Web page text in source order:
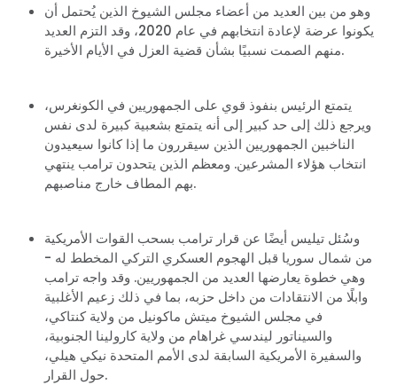
وهو من بين العديد من أعضاء مجلس الشيوخ الذين يُحتمل أن
يكونوا عرضة لإعادة انتخابهم في عام 2020، وقد التزم العديد
منهم الصمت نسبيًا بشأن قضية العزل في الأيام الأخيرة.
يتمتع الرئيس بنفوذ قوي على الجمهوريين في الكونغرس،
ويرجع ذلك إلى حد كبير إلى أنه يتمتع بشعبية كبيرة لدى نفس
الناخبين الجمهوريين الذين سيقررون ما إذا كانوا سيعيدون
انتخاب هؤلاء المشرعين. ومعظم الذين يتحدون ترامب ينتهي
بهم المطاف خارج مناصبهم.
وسُئل تيليس أيضًا عن قرار ترامب بسحب القوات الأمريكية
من شمال سوريا قبل الهجوم العسكري التركي المخطط له -
وهي خطوة يعارضها العديد من الجمهوريين. وقد واجه ترامب
وابلًا من الانتقادات من داخل حزبه، بما في ذلك زعيم الأغلبية
في مجلس الشيوخ ميتش ماكونيل من ولاية كنتاكي،
والسيناتور ليندسي غراهام من ولاية كارولينا الجنوبية،
والسفيرة الأمريكية السابقة لدى الأمم المتحدة نيكي هيلي،
حول القرار.